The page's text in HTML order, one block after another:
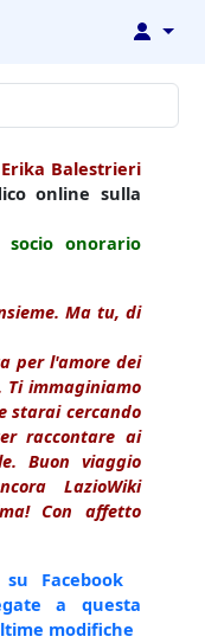
↓
Balestrieri
online sulla
onorario
Ma tu, di
per l'amore dei
Ti immaginiamo
starai cercando
raccontare ai
Buon viaggio
LazioWiki
Con affetto
su Facebook
a questa
modifiche